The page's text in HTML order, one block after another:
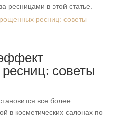
ресницами в этой статье.
советы
все более
в косметических салонах по